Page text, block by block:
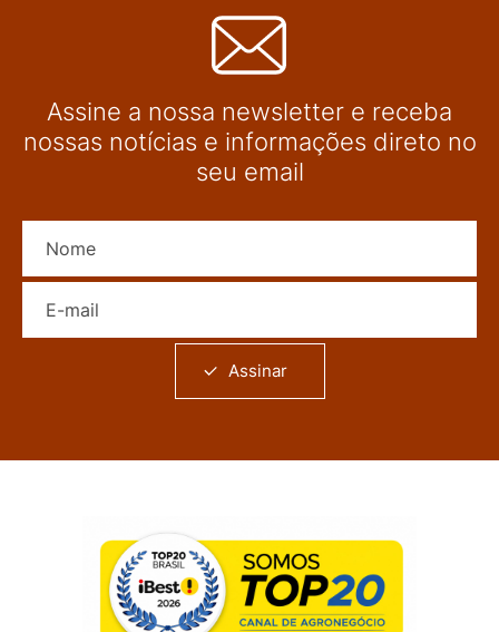
Assine a nossa newsletter e receba
nossas notícias e informações direto no
seu email
Assinar